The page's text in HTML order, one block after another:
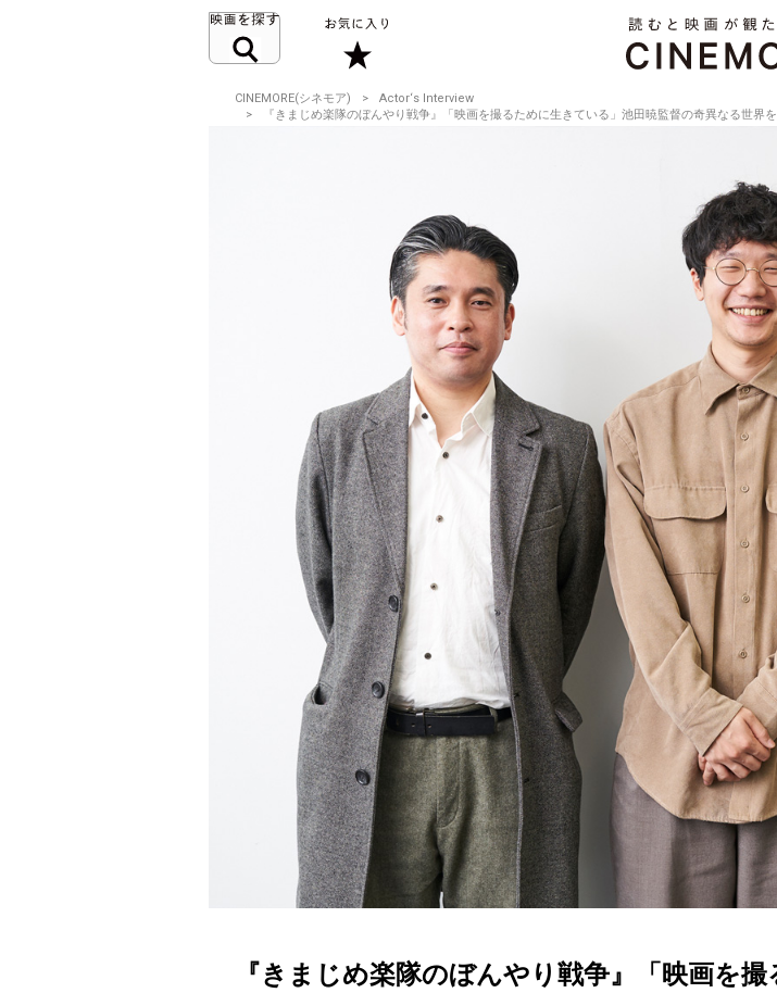
CINEMORE(シネモア)
Actor‘s Interview
『きまじめ楽隊のぼんやり戦争』「映画を撮るために生きている」池田暁監督の奇異なる世
『きまじめ楽隊のぼんやり戦争』「映画を